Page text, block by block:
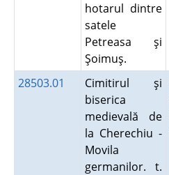
hotarul dintre
satele
Petreasa şi
Şoimuş.
28503.01
Cimitirul şi
biserica
medievală de
la Cherechiu -
Movila
germanilor. t.